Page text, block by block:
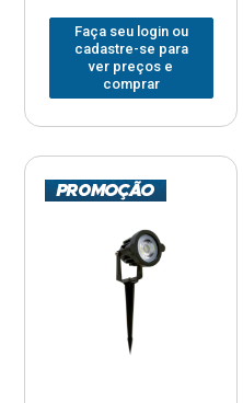
Faça seu login ou
cadastre-se para
ver preços e
comprar